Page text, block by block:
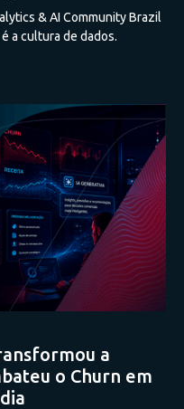
& AI Community Brazil
a cultura de dados.
a
o Churn em